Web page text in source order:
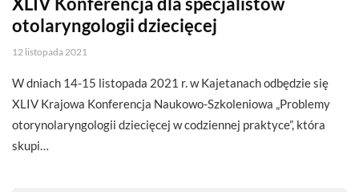
otolaryngologii dziecięcej
12 listopada 2021
W dniach 14-15 listopada 2021 r. w Kajetanach odbędzie się
XLIV Krajowa Konferencja Naukowo-Szkoleniowa „Problemy
otorynolaryngologii dziecięcej w codziennej praktyce”, która
skupi…